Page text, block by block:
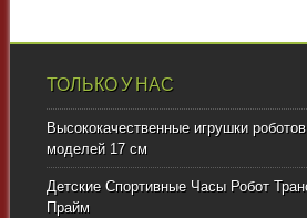
ТОЛЬКО У НАС
Высококачественные игрушки
моделей 17 см
Детские Спортивные Часы Робот
Прайм